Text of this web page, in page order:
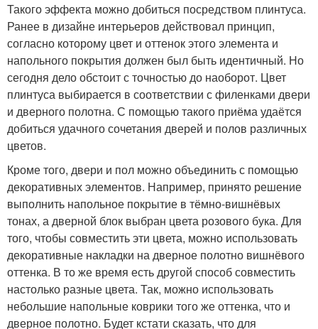
Такого эффекта можно добиться посредством плинтуса.
Ранее в дизайне интерьеров действовал принцип,
согласно которому цвет и оттенок этого элемента и
напольного покрытия должен был быть идентичный. Но
сегодня дело обстоит с точностью до наоборот. Цвет
плинтуса выбирается в соответствии с филенками двери
и дверного полотна. С помощью такого приёма удаётся
добиться удачного сочетания дверей и полов различных
цветов.
Кроме того, двери и пол можно объединить с помощью
декоративных элементов. Например, принято решение
выполнить напольное покрытие в тёмно-вишнёвых
тонах, а дверной блок выбран цвета розового бука. Для
того, чтобы совместить эти цвета, можно использовать
декоративные накладки на дверное полотно вишнёвого
оттенка. В то же время есть другой способ совместить
настолько разные цвета. Так, можно использовать
небольшие напольные коврики того же оттенка, что и
дверное полотно. Будет кстати сказать, что для